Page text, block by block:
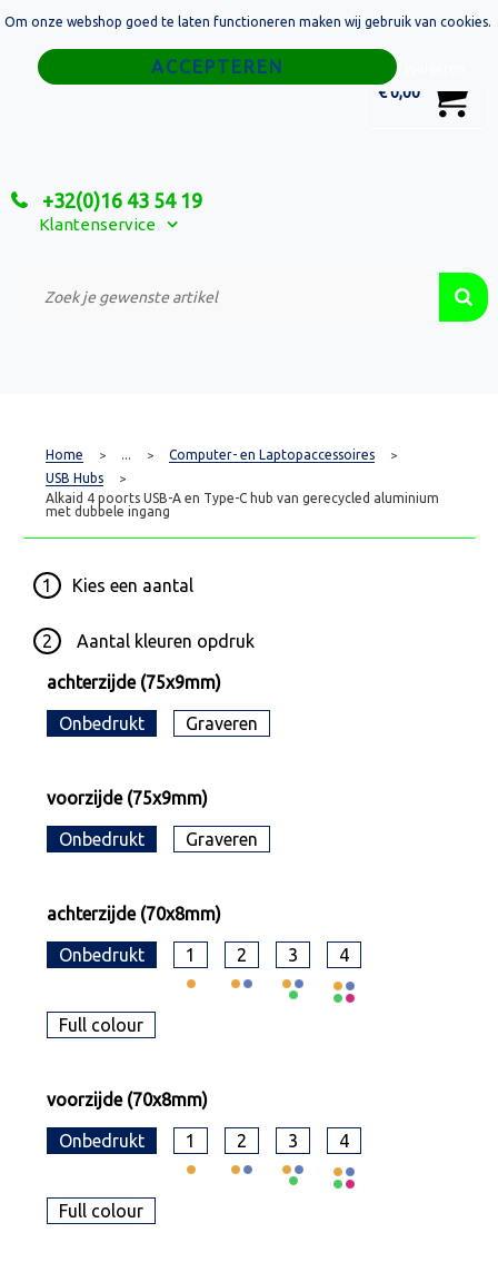
€ 0,00
+32(0)16 43 54 19
Klantenservice
Home
Relatiegeschenken
Custom Made Projecten
Home > ... > Computer- en Laptopaccessoires >
USB Hubs >
Alkaid 4 poorts USB-A en Type-C hub van gerecycled aluminium
met dubbele ingang
1 Kies een aantal
2 Aantal kleuren opdruk
achterzijde (75x9mm)
Onbedrukt Graveren
voorzijde (75x9mm)
Onbedrukt Graveren
achterzijde (70x8mm)
Onbedrukt 1 2 3 4
Full colour
voorzijde (70x8mm)
Onbedrukt 1 2 3 4
Full colour
Om onze webshop goed te laten functioneren maken wij gebruik van cookies.